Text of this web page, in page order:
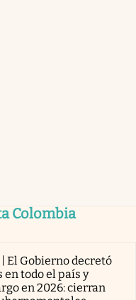
Colombia
El Gobierno decretó
todo el país y
en 2026: cierran